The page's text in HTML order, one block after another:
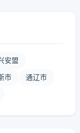
安盟
市 通辽市